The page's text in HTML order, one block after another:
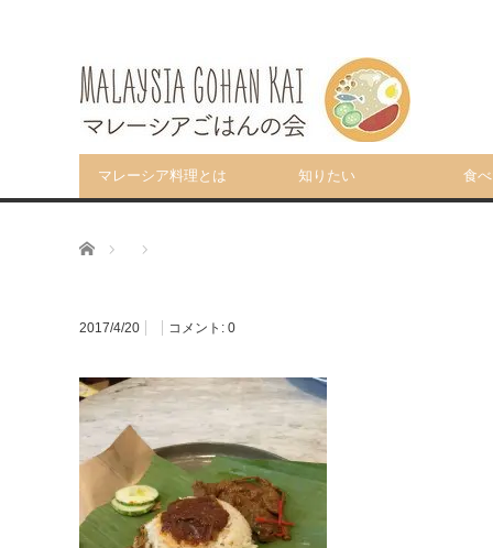
マレーシア料理とは 知りたい 食
ホーム
2017/4/20 コメント: 0